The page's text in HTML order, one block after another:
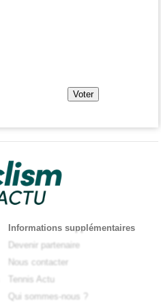
Informations supplémentaires
Devenir partenaire
Nous contacter
Tennis Actu
Qui sommes-nous ?